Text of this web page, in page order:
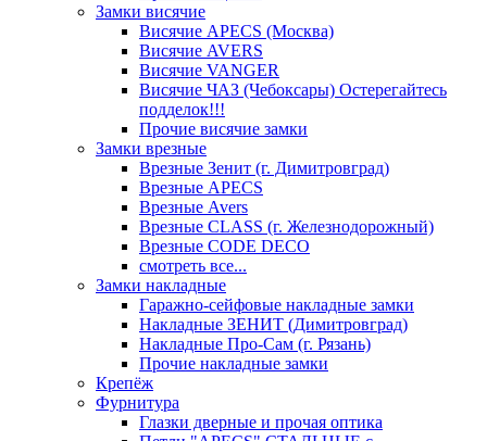
Замки висячие
Висячие APECS (Москва)
Висячие AVERS
Висячие VANGER
Висячие ЧАЗ (Чебоксары) Остерегайтесь
подделок!!!
Прочие висячие замки
Замки врезные
Врезные Зенит (г. Димитровград)
Врезные APECS
Врезные Avers
Врезные CLASS (г. Железнодорожный)
Врезные CODE DECO
смотреть все...
Замки накладные
Гаражно-сейфовые накладные замки
Накладные ЗЕНИТ (Димитровград)
Накладные Про-Сам (г. Рязань)
Прочие накладные замки
Крепёж
Фурнитура
Глазки дверные и прочая оптика